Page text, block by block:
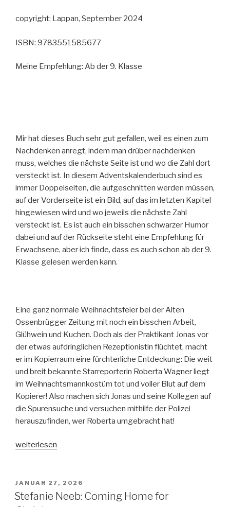
copyright: Lappan, September 2024
ISBN: 9783551585677
Meine Empfehlung: Ab der 9. Klasse
Mir hat dieses Buch sehr gut gefallen, weil es einen zum
Nachdenken anregt, indem man drüber nachdenken
muss, welches die nächste Seite ist und wo die Zahl dort
versteckt ist. In diesem Adventskalenderbuch sind es
immer Doppelseiten, die aufgeschnitten werden müssen,
auf der Vorderseite ist ein Bild, auf das im letzten Kapitel
hingewiesen wird und wo jeweils die nächste Zahl
versteckt ist. Es ist auch ein bisschen schwarzer Humor
dabei und auf der Rückseite steht eine Empfehlung für
Erwachsene, aber ich finde, dass es auch schon ab der 9.
Klasse gelesen werden kann.
Eine ganz normale Weihnachtsfeier bei der Alten
Ossenbrügger Zeitung mit noch ein bisschen Arbeit,
Glühwein und Kuchen. Doch als der Praktikant Jonas vor
der etwas aufdringlichen Rezeptionistin flüchtet, macht
er im Kopierraum eine fürchterliche Entdeckung: Die weit
und breit bekannte Starreporterin Roberta Wagner liegt
im Weihnachtsmannkostüm tot und voller Blut auf dem
Kopierer! Also machen sich Jonas und seine Kollegen auf
die Spurensuche und versuchen mithilfe der Polizei
herauszufinden, wer Roberta umgebracht hat!
„Olga
Baumgarten:
Feliz
weiterlesen
VERÖFFENTLICHT
AM
JANUAR 27, 2026
Stefanie Neeb: Coming Home for